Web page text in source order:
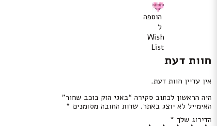
הוספה
ל
Wish
List
חוות דעת
אין עדיין חוות דעת.
היה הראשון לכתוב סקירה “באגי הוק כוכב שחור”
האימייל לא יוצג באתר. שדות החובה מסומנים *
הדירוג שלך *